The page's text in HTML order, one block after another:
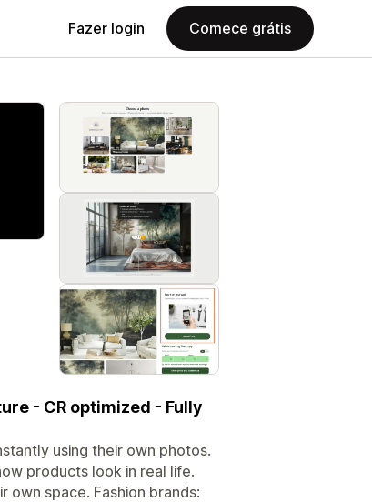
Fazer login Comece grátis
- CR optimized - Fully
using their own photos.
products look in real life.
own space. Fashion brands: